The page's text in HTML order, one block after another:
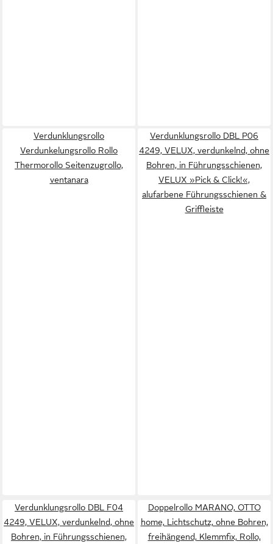
Verdunklungsrollo
Verdunkelungsrollo Rollo
Thermorollo Seitenzugrollo,
ventanara
Verdunklungsrollo DBL P06
4249, VELUX, verdunkelnd, ohne
Bohren, in Führungsschienen,
VELUX »Pick & Click!«,
alufarbene Führungsschienen &
Griffleiste
Verdunklungsrollo DBL F04
4249, VELUX, verdunkelnd, ohne
Bohren, in Führungsschienen,
Doppelrollo MARANO, OTTO
home, Lichtschutz, ohne Bohren,
freihängend, Klemmfix, Rollo,